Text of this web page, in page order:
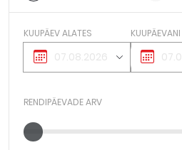
KUUPÄEV ALATES KUUPÄEVANI
RENDIPÄEVADE ARV